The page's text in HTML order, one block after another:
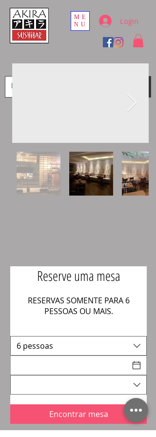
Login
ME
NU
Akira Sushibar / CNPJ
Reserve uma mesa
RESERVAS SOMENTE PARA 6
PESSOAS OU MAIS.
6 pessoas
Encontrar mesa